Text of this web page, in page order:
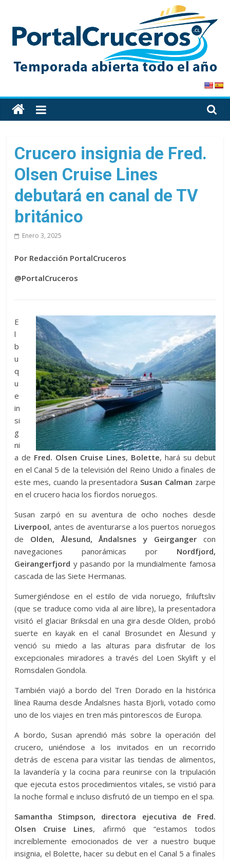
content
PortalCruceros
Toda
la
de
cruceros
en
solo
sitio
Crucero insignia de Fred.
Olsen Cruise Lines
debutará en canal de TV
británico
Enero 3, 2025
Por Redacción PortalCruceros
@PortalCruceros
E
l
b
u
q
u
e
in
si
g
ni
a de Fred. Olsen Cruise Lines, Bolette, hará su debut
en el Canal 5 de la televisión del Reino Unido a finales de
este mes, cuando la presentadora Susan Calman zarpe
en el crucero hacia los fiordos noruegos.
Susan zarpó en su aventura de ocho noches desde
Liverpool, antes de aventurarse a los puertos noruegos
de Olden, Ålesund, Åndalsnes y Geirgangercon
navegaciones panorámicas por Nordfjord,
Geirangerfjord y pasando por la mundialmente famosa
cascada de las Siete Hermanas.
Sumergiéndose en el estilo de vida noruego, friluftsliv
(que se traduce como vida al aire libre), la presentadora
visitó el glaciar Briksdal en una gira desde Olden, probó
suerte en kayak en el canal Brosundet en Ålesund y
venció su miedo a las alturas para disfrutar de los
excepcionales miradores a través del Loen Skylift y el
Romsdalen Gondola.
También viajó a bordo del Tren Dorado en la histórica
línea Rauma desde Åndalsnes hasta Bjorli, votado como
uno de los viajes en tren más pintorescos de Europa.
A bordo, Susan aprendió más sobre la operación del
crucero, uniéndose a los invitados en un recorrido
detrás de escena para visitar las tiendas de alimentos,
la lavandería y la cocina para reunirse con la tripulación
que ejecuta estos procedimientos vitales, se vistió para
la noche formal e incluso disfrutó de un tiempo en el spa.
Samantha Stimpson, directora ejecutiva de Fred.
Olsen Cruise Lines, afirmó que “estamos todos
increíblemente emocionados de ver a nuestro buque
insignia, el Bolette, hacer su debut en el Canal 5 a finales